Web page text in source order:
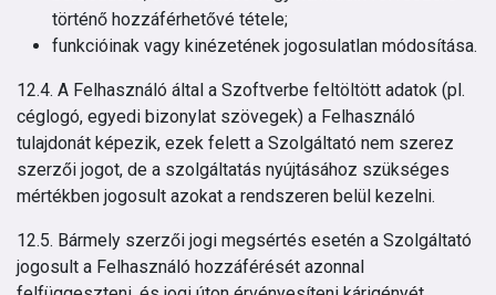
történő hozzáférhetővé tétele;
funkcióinak vagy kinézetének jogosulatlan módosítása.
12.4. A Felhasználó által a Szoftverbe feltöltött adatok (pl.
céglogó, egyedi bizonylat szövegek) a Felhasználó
tulajdonát képezik, ezek felett a Szolgáltató nem szerez
szerzői jogot, de a szolgáltatás nyújtásához szükséges
mértékben jogosult azokat a rendszeren belül kezelni.
12.5. Bármely szerzői jogi megsértés esetén a Szolgáltató
jogosult a Felhasználó hozzáférését azonnal